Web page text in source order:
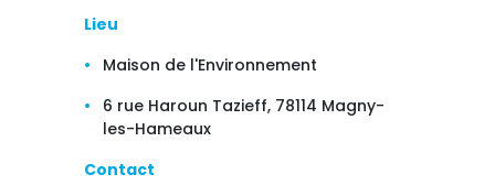
Lieu
Maison de l'Environnement
6 rue Haroun Tazieff, 78114 Magny-
les-Hameaux
Contact